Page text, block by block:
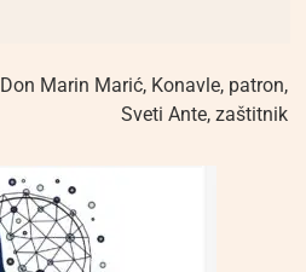
Don Marin Marić, Konavle, patron,
Sveti Ante, zaštitnik